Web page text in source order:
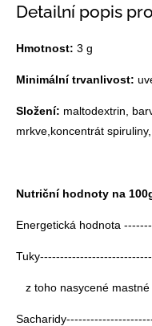
Detailní popis
Hmotnost: 3 g
Minimální trvanlivost:
Složení: maltodextrin,
mrkve,koncentrát
Nutriční hodnoty na
Energetická hodnota
z toho nasycené